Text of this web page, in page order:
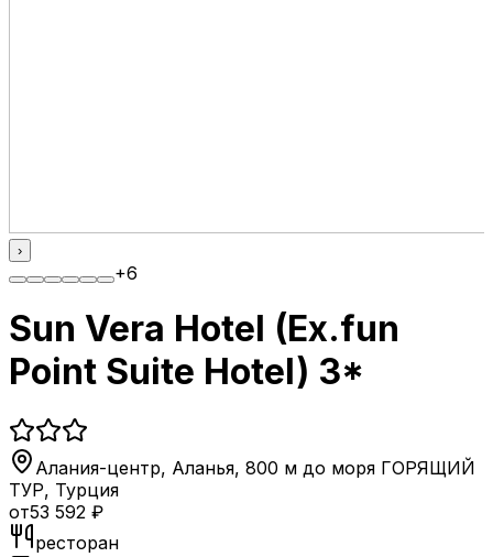
›
+6
Sun Vera Hotel (Ex.fun
Point Suite Hotel) 3*
Алания-центр, Аланья, 800 м до моря ГОРЯЩИЙ
ТУР, Турция
от53 592 ₽
ресторан